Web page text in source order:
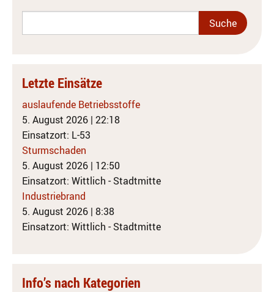
Letzte Einsätze
auslaufende Betriebsstoffe
5. August 2026 | 22:18
Einsatzort: L-53
Sturmschaden
5. August 2026 | 12:50
Einsatzort: Wittlich - Stadtmitte
Industriebrand
5. August 2026 | 8:38
Einsatzort: Wittlich - Stadtmitte
Info’s nach Kategorien